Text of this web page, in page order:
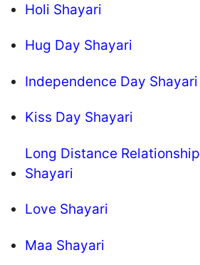
Holi Shayari
Hug Day Shayari
Independence Day Shayari
Kiss Day Shayari
Long Distance Relationship
Shayari
Love Shayari
Maa Shayari